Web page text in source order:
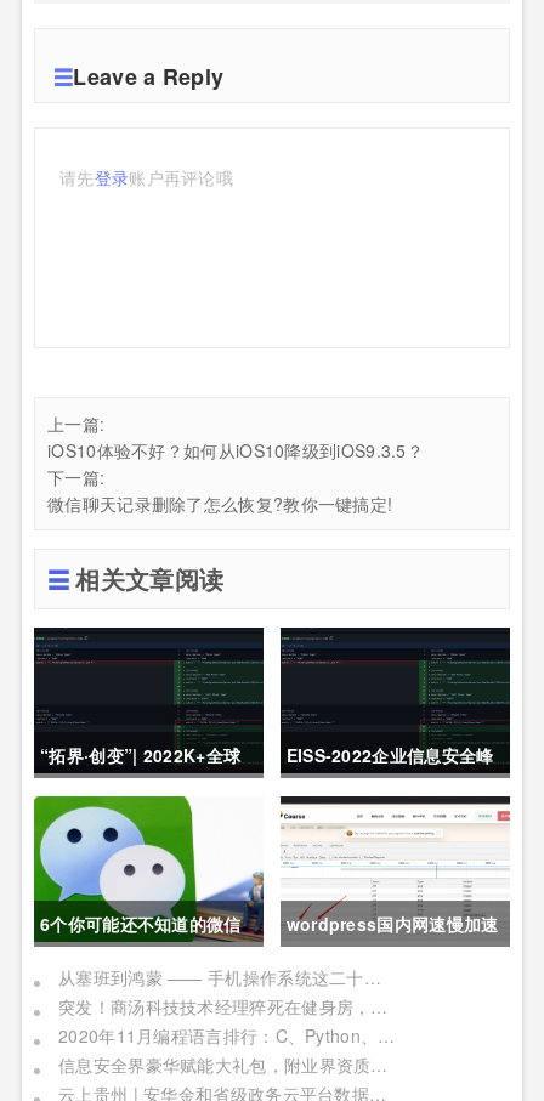
Leave a Reply
请先登录账户再评论哦
上一篇:
iOS10体验不好？如何从iOS10降级到iOS9.3.5？
下一篇:
微信聊天记录删除了怎么恢复?教你一键搞定!
相关文章阅读
“拓界·创变”| 2022K+全球
软件研发行业创新峰会上海
站敬请期待！
EISS-2022企业信息安全峰
会之深圳站 10月28日成功
举办
6个你可能还不知道的微信
冷知识，每一个都令人相见
恨晚
wordpress国内网速慢加速
及防DDOS攻击快速CF切换
教程
从塞班到鸿蒙 —— 手机操作系统这二十年历程
突发！商汤科技技术经理猝死在健身房，网友：996福报何时是个头
2020年11月编程语言排行：C、Python、Java
信息安全界豪华赋能大礼包，附业界资质证书备考指南！
云上贵州 | 安华金和省级政务云平台数据安全实践